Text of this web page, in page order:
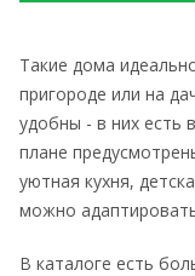
Такие дома
пригороде или на
удобны - в них есть
плане
уютная кухня,
можно
В каталоге есть